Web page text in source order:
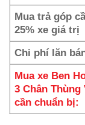
Mua trả góp
25% xe giá trị
Chi phí lăn
Mua xe Ben
3 Chân Thùng
cần chuẩn bị: